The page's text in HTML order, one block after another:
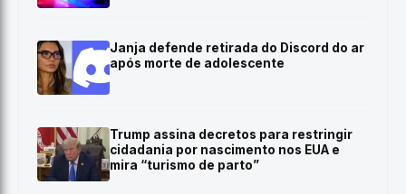
Janja defende retirada do Discord do ar
após morte de adolescente
Trump assina decretos para restringir
cidadania por nascimento nos EUA e
mira “turismo de parto”